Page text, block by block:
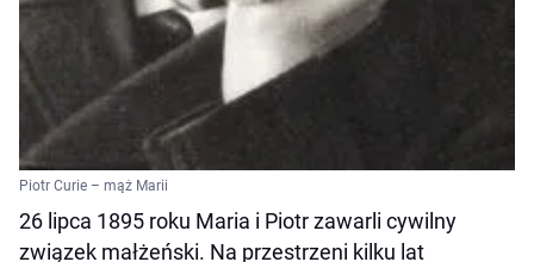
Piotr Curie – mąż Marii
26 lipca 1895 roku Maria i Piotr zawarli cywilny
związek małżeński. Na przestrzeni kilku lat